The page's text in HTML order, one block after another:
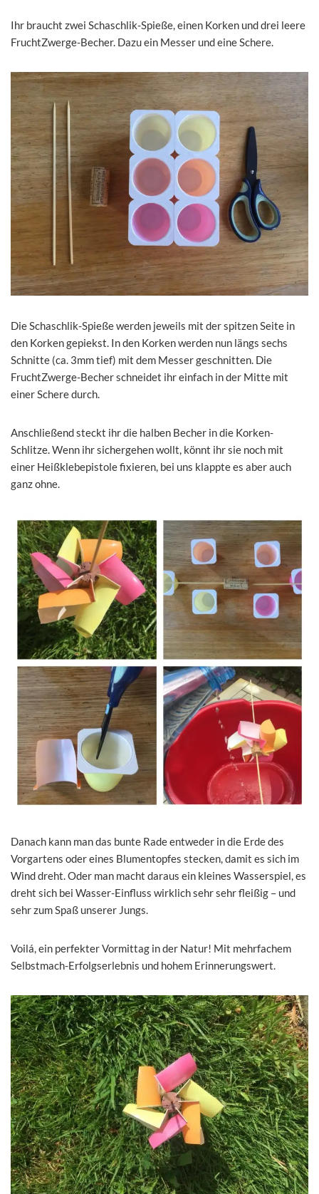
Ihr braucht zwei Schaschlik-Spieße, einen Korken und drei leere
FruchtZwerge-Becher. Dazu ein Messer und eine Schere.
Die Schaschlik-Spieße werden jeweils mit der spitzen Seite in
den Korken gepiekst. In den Korken werden nun längs sechs
Schnitte (ca. 3mm tief) mit dem Messer geschnitten. Die
FruchtZwerge-Becher schneidet ihr einfach in der Mitte mit
einer Schere durch.
Anschließend steckt ihr die halben Becher in die Korken-
Schlitze. Wenn ihr sichergehen wollt, könnt ihr sie noch mit
einer Heißklebepistole fixieren, bei uns klappte es aber auch
ganz ohne.
Danach kann man das bunte Rade entweder in die Erde des
Vorgartens oder eines Blumentopfes stecken, damit es sich im
Wind dreht. Oder man macht daraus ein kleines Wasserspiel, es
dreht sich bei Wasser-Einfluss wirklich sehr sehr fleißig – und
sehr zum Spaß unserer Jungs.
Voilá, ein perfekter Vormittag in der Natur! Mit mehrfachem
Selbstmach-Erfolgserlebnis und hohem Erinnerungswert.